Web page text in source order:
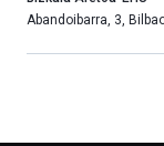
más,
Abandoibarra, 3,